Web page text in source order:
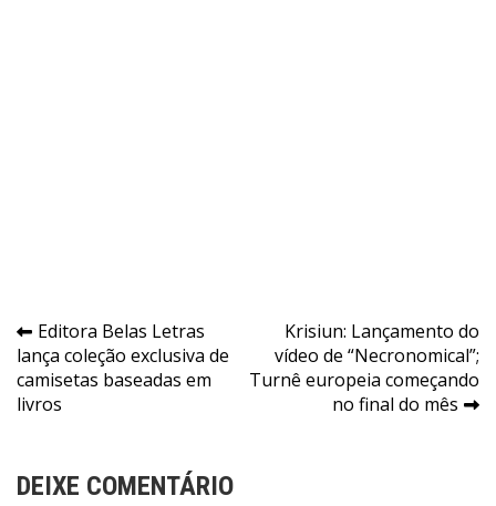
Navegação
de
Post
Editora Belas Letras
lança coleção exclusiva de
camisetas baseadas em
livros
Krisiun: Lançamento do
vídeo de “Necronomical”;
Turnê europeia começando
no final do mês
DEIXE COMENTÁRIO